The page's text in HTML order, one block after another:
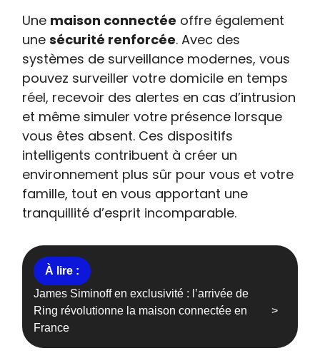
Une maison connectée offre également
unesécurité renforcée. Avec des
systèmes de surveillance modernes, vous
pouvez surveiller votre domicile en temps
réel, recevoir des alertes en cas d’intrusion
et même simuler votre présence lorsque
vous êtes absent. Ces dispositifs
intelligents contribuent à créer un
environnement plus sûr pour vous et votre
famille, tout en vous apportant une
tranquillité d’esprit incomparable.
James Siminoff en exclusivité : l’arrivée de
Ring révolutionne la maison connectée en
France